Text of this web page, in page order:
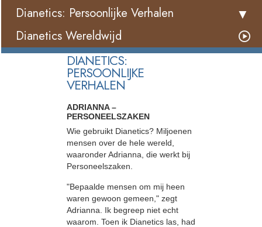
Dianetics: Persoonlijke Verhalen
Dianetics Wereldwijd
DIANETICS:
PERSOONLIJKE
VERHALEN
ADRIANNA –
PERSONEELSZAKEN
Wie gebruikt Dianetics? Miljoenen
mensen over de hele wereld,
waaronder Adrianna, die werkt bij
Personeelszaken.
"Bepaalde mensen om mij heen
waren gewoon gemeen," zegt
Adrianna. Ik begreep niet echt
waarom. Toen ik Dianetics las, had